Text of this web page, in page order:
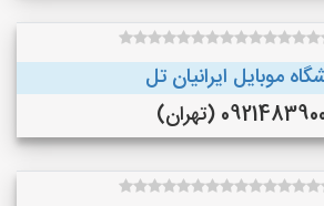
موبایل ایرانیان تل
(تهران)